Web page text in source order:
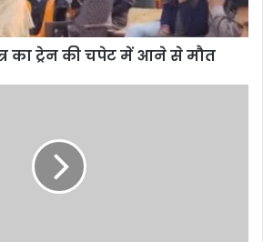
का ट्रेन की चपेट में आने से मौत